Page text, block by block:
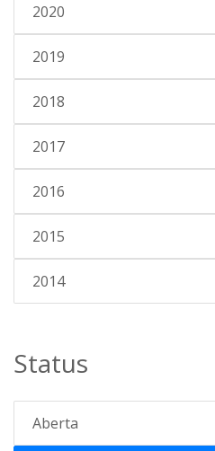
2020
2019
2018
2017
2016
2015
2014
Status
Aberta